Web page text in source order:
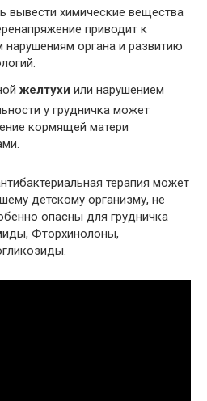
вывести химические вещества
приводит к
органа и развитию
желтухи или нарушением
у грудничка может
кормящей матери
терапия может
детскому организму, не
опасны для грудничка
Фторхинолоны,